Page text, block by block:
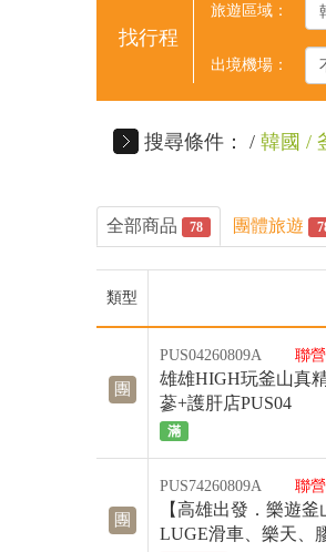
旅遊區域：
出境機場：
搜尋條件： 韓國
全部商品 78 團體旅遊
類型
團
聯
PUS04260809A
雄雄HIGH玩釜山真
蔘+護肝店PUS04
滿
團
聯
PUS74260809A
【高雄出發．樂遊
LUGE滑車、樂天、